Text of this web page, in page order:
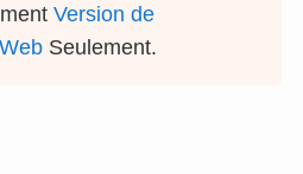
Version de
Seulement.